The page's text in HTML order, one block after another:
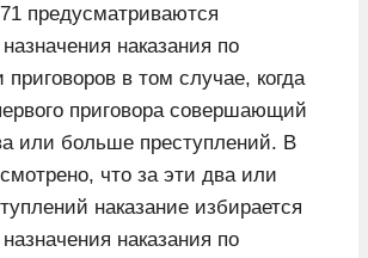
предусматриваются
наказания по
приговоров в том случае, когда
приговора совершающий
или больше преступлений. В
что за эти два или
наказание избирается
наказания по